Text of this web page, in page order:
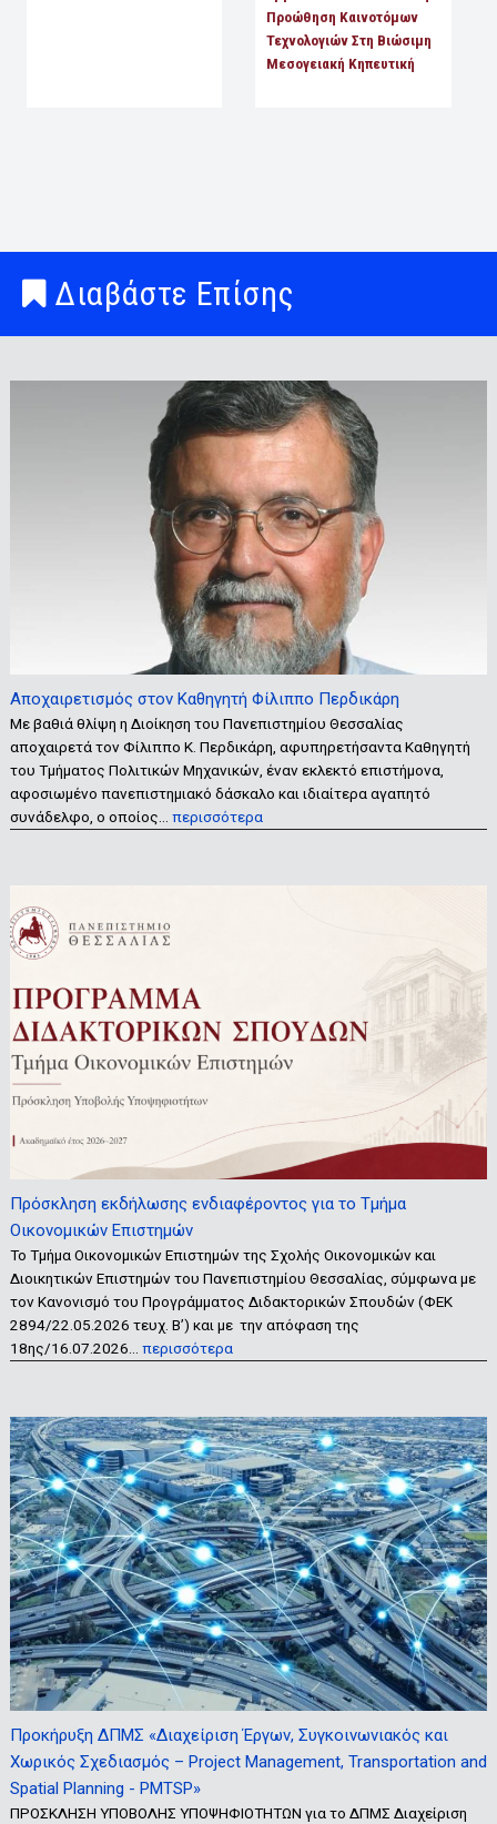
Προώθηση Καινοτόμων
Τεχνολογιών Στη Βιώσιμη
Μεσογειακή Κηπευτική
Διαβάστε Επίσης
Αποχαιρετισμός στον Καθηγητή Φίλιππο Περδικάρη
Με βαθιά θλίψη η Διοίκηση του Πανεπιστημίου Θεσσαλίας
αποχαιρετά τον Φίλιππο Κ. Περδικάρη, αφυπηρετήσαντα Καθηγητή
του Τμήματος Πολιτικών Μηχανικών, έναν εκλεκτό επιστήμονα,
αφοσιωμένο πανεπιστημιακό δάσκαλο και ιδιαίτερα αγαπητό
συνάδελφο, ο οποίος… περισσότερα
Πρόσκληση εκδήλωσης ενδιαφέροντος για το Τμήμα
Οικονομικών Επιστημών
Το Τμήμα Οικονομικών Επιστημών της Σχολής Οικονομικών και
Διοικητικών Επιστημών του Πανεπιστημίου Θεσσαλίας, σύμφωνα με
τον Κανονισμό του Προγράμματος Διδακτορικών Σπουδών (ΦΕΚ
2894/22.05.2026 τευχ. Β’) και με την απόφαση της
18ης/16.07.2026… περισσότερα
Προκήρυξη ΔΠΜΣ «Διαχείριση Έργων, Συγκοινωνιακός και
Χωρικός Σχεδιασμός – Project Management, Transportation and
Spatial Planning - PMTSP»
ΠΡΟΣΚΛΗΣΗ ΥΠΟΒΟΛΗΣ ΥΠΟΨΗΦΙΟΤΗΤΩΝ για το ΔΠΜΣ Διαχείριση